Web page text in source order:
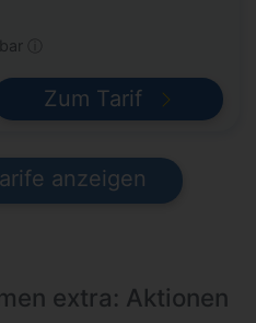
ⓘ
Zum Tarif
anzeigen
extra: Aktionen